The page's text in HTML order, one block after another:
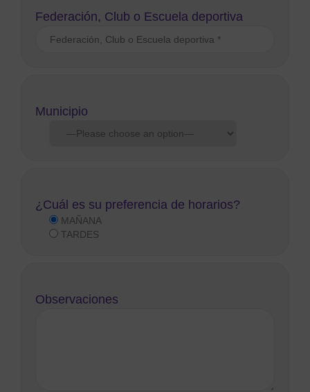
Federación, Club o Escuela deportiva
Municipio
¿Cuál es su preferencia de horarios?
MAÑANA
TARDES
Observaciones